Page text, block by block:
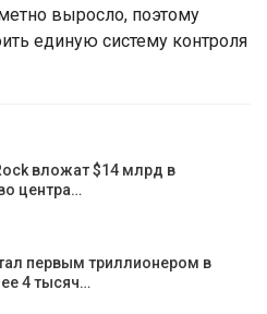
выросло, поэтому
единую систему контроля
вложат $14 млрд в
центра…
первым триллионером в
4 тысяч…